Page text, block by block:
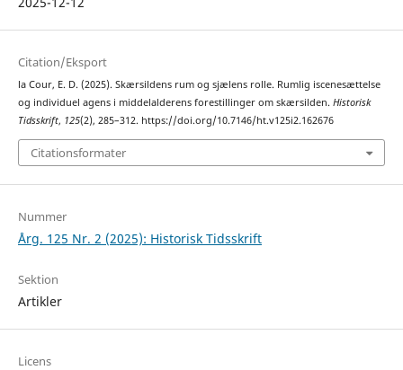
Citation/Eksport
la Cour, E. D. (2025). Skærsildens rum og sjælens rolle. Rumlig iscenesættelse
og individuel agens i middelalderens forestillinger om skærsilden. Historisk
Tidsskrift, 125(2), 285–312. https://doi.org/10.7146/ht.v125i2.162676
Citationsformater
Nummer
Årg. 125 Nr. 2 (2025): Historisk Tidsskrift
Sektion
Artikler
Licens